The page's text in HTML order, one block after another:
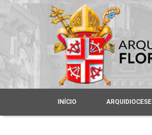
INÍCIO ARQUIDIOCESE